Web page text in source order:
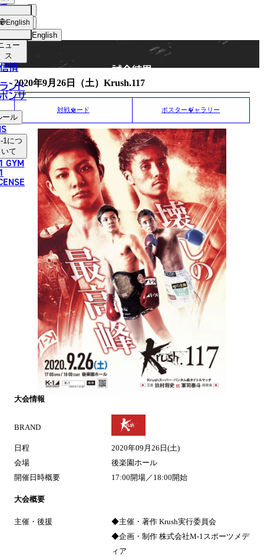
English
한국어
中文（繁體）
ไทย
العربية
ョッ
プ
ュー
ス
情
ンド
ンサ
ール
1につ
いて
GYM
English MATCH RESULT
試合結果
2020年9月26日（土）Krush.117
対戦カード ポスターギャラリー
大会情報
BRAND
日程
2020年09月26日(土)
会場
後楽園ホール
開催日時概要
17:00開場／18:00開始
大会概要
主催・後援
◆主催・著作 Krush実行委員会
◆企画・制作 株式会社M-1スポーツメデ
ィア